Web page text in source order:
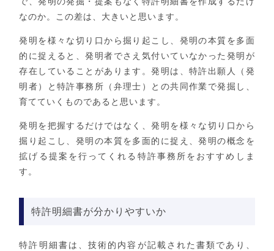
なのか。この差は、大きいと思います。
発明を様々な切り口から掘り起こし、発明の本質を多面
的に捉えると、発明者でさえ気付いていなかった発明が
存在していることがあります。発明は、特許出願人（発
明者）と特許事務所（弁理士）との共同作業で発掘し、
育てていくものであると思います。
発明を把握するだけではなく、発明を様々な切り口から
掘り起こし、発明の本質を多面的に捉え、発明の概念を
拡げる提案を行ってくれる特許事務所をおすすめしま
す。
特許明細書が分かりやすいか
特許明細書は、技術的内容が記載された書類であり、